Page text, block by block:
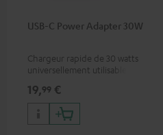
USB-C Power Adapter 30W
Chargeur rapide de 30 watts
universellement utilisable
portables, ainsi que pour
iPhones Apple, smartphones
Android, tablettes et
appareils avec port USB-C
19,99 €